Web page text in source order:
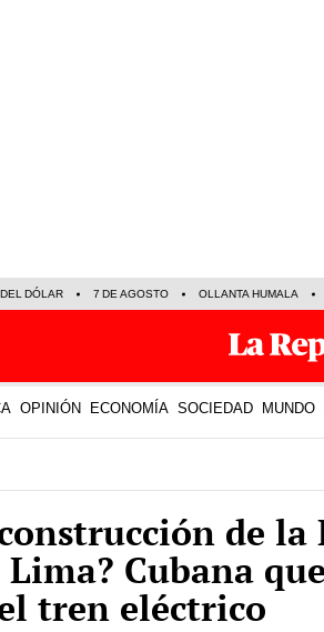
DÓLAR 7 DE AGOSTO OLLANTA HUMALA
OPINIÓN ECONOMÍA SOCIEDAD MUNDO
de la
Cubana
tren eléctrico